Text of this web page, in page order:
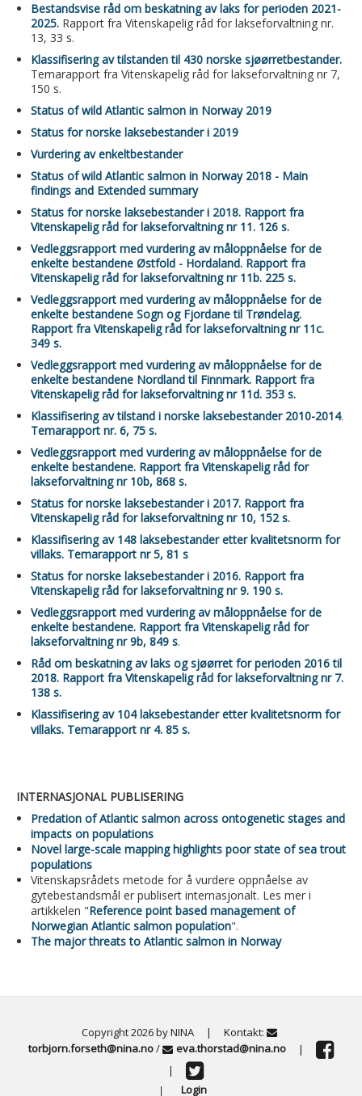
Bestandsvise råd om beskatning av laks for perioden 2021-
2025. Rapport fra Vitenskapelig råd for lakseforvaltning nr.
13, 33 s.
Klassifisering av tilstanden til 430 norske sjøørretbestander.
Temarapport fra Vitenskapelig råd for lakseforvaltning nr 7,
150 s.
Status of wild Atlantic salmon in Norway 2019
Status for norske laksebestander i 2019
Vurdering av enkeltbestander
Status of wild Atlantic salmon in Norway 2018 - Main
findings and Extended summary
Status for norske laksebestander i 2018. Rapport fra
Vitenskapelig råd for lakseforvaltning nr 11. 126 s.
Vedleggsrapport med vurdering av måloppnåelse for de
enkelte bestandene Østfold - Hordaland. Rapport fra
Vitenskapelig råd for lakseforvaltning nr 11b. 225 s.
Vedleggsrapport med vurdering av måloppnåelse for de
enkelte bestandene Sogn og Fjordane til Trøndelag.
Rapport fra Vitenskapelig råd for lakseforvaltning nr 11c.
349 s.
Vedleggsrapport med vurdering av måloppnåelse for de
enkelte bestandene Nordland til Finnmark. Rapport fra
Vitenskapelig råd for lakseforvaltning nr 11d. 353 s.
Klassifisering av tilstand i norske laksebestander 2010-2014.
Temarapport nr. 6, 75 s.
Vedleggsrapport med vurdering av måloppnåelse for de
enkelte bestandene. Rapport fra Vitenskapelig råd for
lakseforvaltning nr 10b, 868 s.
Status for norske laksebestander i 2017. Rapport fra
Vitenskapelig råd for lakseforvaltning nr 10, 152 s.
Klassifisering av 148 laksebestander etter kvalitetsnorm for
villaks. Temarapport nr 5, 81 s
Status for norske laksebestander i 2016. Rapport fra
Vitenskapelig råd for lakseforvaltning nr 9. 190 s.
Vedleggsrapport med vurdering av måloppnåelse for de
enkelte bestandene. Rapport fra Vitenskapelig råd for
lakseforvaltning nr 9b, 849 s.
Råd om beskatning av laks og sjøørret for perioden 2016 til
2018. Rapport fra Vitenskapelig råd for lakseforvaltning nr 7.
138 s.
Klassifisering av 104 laksebestander etter kvalitetsnorm for
villaks. Temarapport nr 4. 85 s.
INTERNASJONAL PUBLISERING
Predation of Atlantic salmon across ontogenetic stages and
impacts on populations
Novel large-scale mapping highlights poor state of sea trout
populations
Vitenskapsrådets metode for å vurdere oppnåelse av
gytebestandsmål er publisert internasjonalt. Les mer i
artikkelen "Reference point based management of
Norwegian Atlantic salmon population".
The major threats to Atlantic salmon in Norway
Copyright 2026 by NINA |
Kontakt:
torbjorn.forseth@nina.no/ eva.thorstad@nina.no
|
|
Login